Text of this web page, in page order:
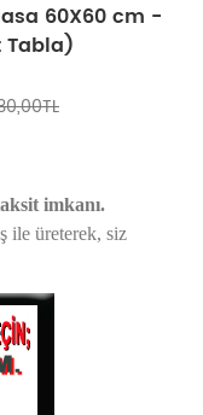
60X60 cm -
Tabla)
imkanı.
ile üreterek, siz